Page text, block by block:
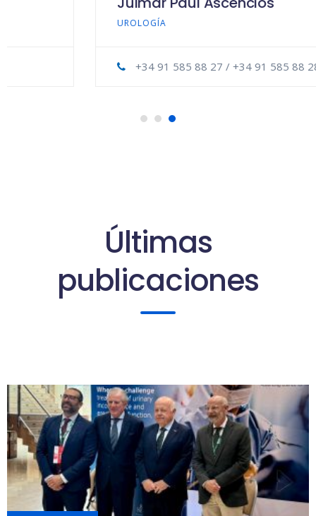
+34 91 585 88 27 / +34 91 585 88 28
Últimas
publicaciones